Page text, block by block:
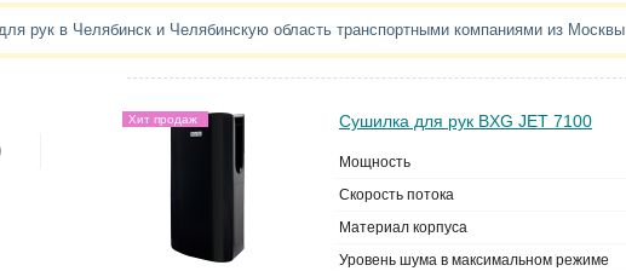
рук в Челябинск и Челябинскую область транспортными компаниями из Москвы
Хит продаж Сушилка для рук BXG JET 7100
Мощность
Скорость потока
Материал корпуса
Уровень шума в максимальном режиме